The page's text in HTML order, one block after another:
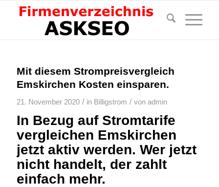
Mit diesem Strompreisvergleich
Emskirchen Kosten einsparen.
21. November 2020 / in Billigstrom / von admin
In Bezug auf Stromtarife
vergleichen Emskirchen
jetzt aktiv werden. Wer jetzt
nicht handelt, der zahlt
einfach mehr.